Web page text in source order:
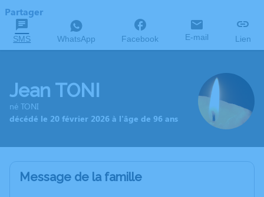
Partager
SMS WhatsApp Facebook E-mail Lien
Jean TONI
né TONI
décédé le 20 février 2026 à l'âge de 96 ans
Message de la famille